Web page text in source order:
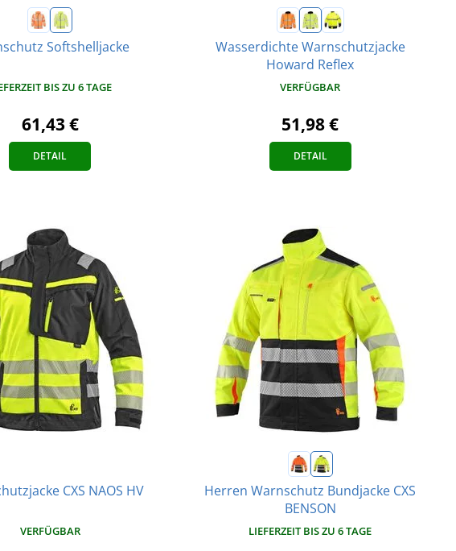
Softshelljacke
BIS ZU 6 TAGE
61,43 €
DETAIL
Wasserdichte Warnschutzjacke
Howard Reflex
VERFÜGBAR
51,98 €
DETAIL
CXS NAOS HV
VERFÜGBAR
Herren Warnschutz Bundjacke CXS
BENSON
LIEFERZEIT BIS ZU 6 TAGE